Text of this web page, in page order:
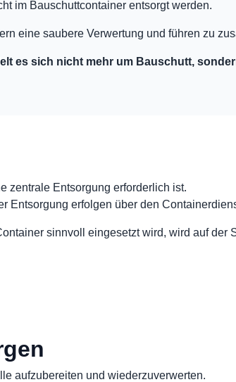
im Bauschuttcontainer entsorgt werden.
eine saubere Verwertung und führen zu
es sich nicht mehr um Bauschutt,
zentrale Entsorgung erforderlich ist.
Entsorgung erfolgen über den
sinnvoll eingesetzt wird, wird auf der
aufzubereiten und wiederzuverwerten.